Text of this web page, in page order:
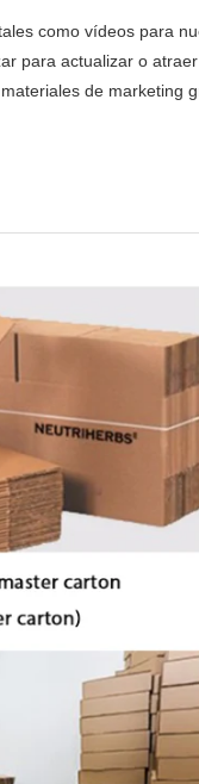
como vídeos para
para actualizar o
de